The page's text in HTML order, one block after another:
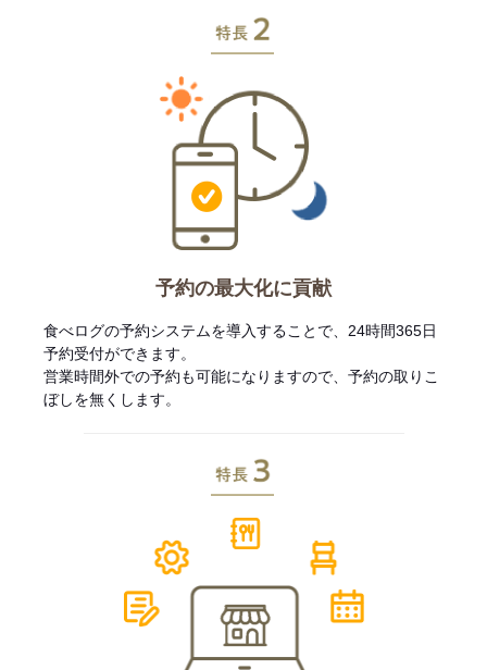
予約の最大化に貢献
食べログの予約システムを導入することで、24時間365日
予約受付ができます。
営業時間外での予約も可能になりますので、予約の取りこ
ぼしを無くします。